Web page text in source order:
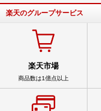
楽天のグループサービス
楽天市場
商品数は1億点以上